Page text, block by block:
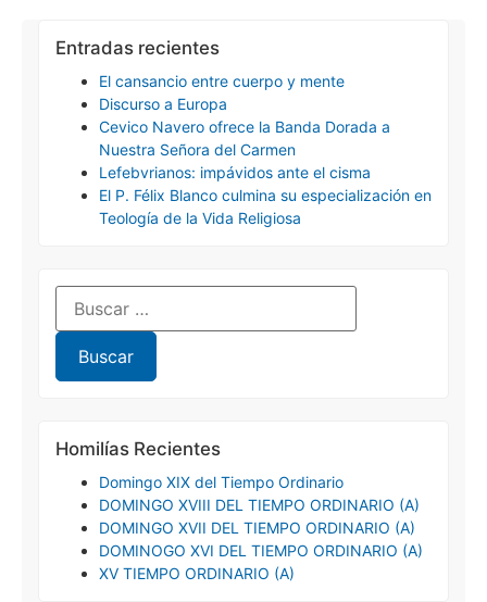
Entradas recientes
El cansancio entre cuerpo y mente
Discurso a Europa
Cevico Navero ofrece la Banda Dorada a
Nuestra Señora del Carmen
Lefebvrianos: impávidos ante el cisma
El P. Félix Blanco culmina su especialización en
Teología de la Vida Religiosa
Homilías Recientes
Domingo XIX del Tiempo Ordinario
DOMINGO XVIII DEL TIEMPO ORDINARIO (A)
DOMINGO XVII DEL TIEMPO ORDINARIO (A)
DOMINOGO XVI DEL TIEMPO ORDINARIO (A)
XV TIEMPO ORDINARIO (A)